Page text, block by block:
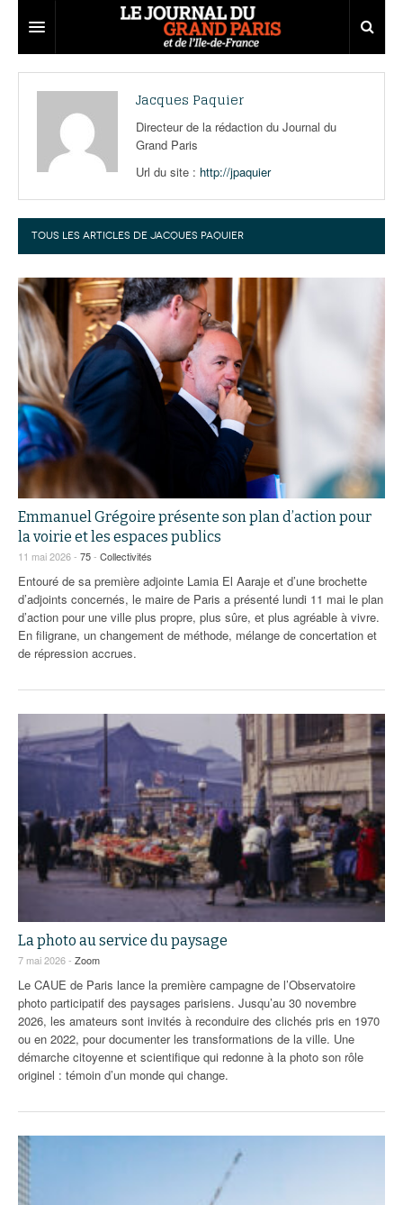
Grand Paris
Aménagement
Institutions
Services urbains
Entreprises
Développement économique
Emploi
Attractivité
Innovation
Transport
Marchés publics
75
77
78
92
93
94
Carnet
Nominations
Portraits
Agenda
Les Assises du Grand Paris
Éditions précédentes
Le podcast
Ecouter les épisodes
Lire les résumés
Jacques Paquier
Directeur de la rédaction du Journal du
Grand Paris
Url du site : http://jpaquier
TOUS LES ARTICLES DE JACQUES PAQUIER
Emmanuel Grégoire présente son plan d’action pour
la voirie et les espaces publics
11 mai 2026 - 75- Collectivités
Entouré de sa première adjointe Lamia El Aaraje et d’une brochette
d’adjoints concernés, le maire de Paris a présenté lundi 11 mai le plan
d’action pour une ville plus propre, plus sûre, et plus agréable à vivre.
En filigrane, un changement de méthode, mélange de concertation et
de répression accrues.
La photo au service du paysage
7 mai 2026 - Zoom
Le CAUE de Paris lance la première campagne de l’Observatoire
photo participatif des paysages parisiens. Jusqu’au 30 novembre
2026, les amateurs sont invités à reconduire des clichés pris en 1970
ou en 2022, pour documenter les transformations de la ville. Une
démarche citoyenne et scientifique qui redonne à la photo son rôle
originel : témoin d’un monde qui change.